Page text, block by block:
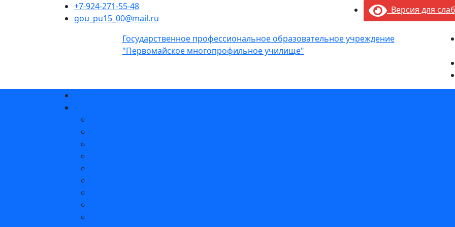
+7-924-271-55-48
gou_pu15_00@mail.ru
Версия для
Государственное профессиональное образовательное учреждение
"Первомайское многопрофильное училище"